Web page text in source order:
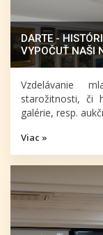
DARTE -
VYPOČUŤ NAŠI
Vzdelávanie
starožitnosti, či
galérie, resp.
Viac »